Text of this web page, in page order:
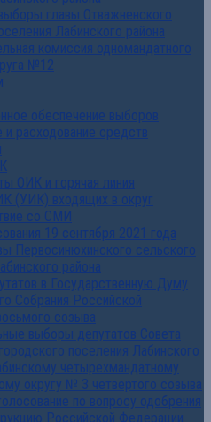
главы Отважненского
Лабинского района
комиссия одномандатного
№12
обеспечение выборов
и расходование средств
ОИК и горячая линия
(УИК) входящих в округ
со СМИ
19 сентября 2021 года
Первосинюхинского сельского
района
в Государственную Думу
Собрания Российской
созыва
выборы депутатов Совета
поселения Лабинского
четырехмандатному
округу № 3 четвертого созыва
по вопросу одобрения
Российской Федерации